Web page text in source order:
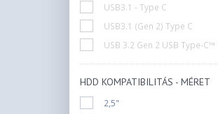
USB3.1 - Type C
USB3.1 (Gen 2) Type C
USB 3.2 Gen 2 USB Type-C™
HDD KOMPATIBILITÁS - MÉRET
2,5"